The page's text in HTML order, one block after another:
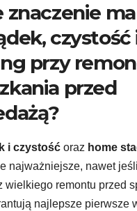
znaczenie ma
przy
przed
i czystość oraz home
najważniejsze, nawet
wielkiego remontu przed
najlepsze pierwsze